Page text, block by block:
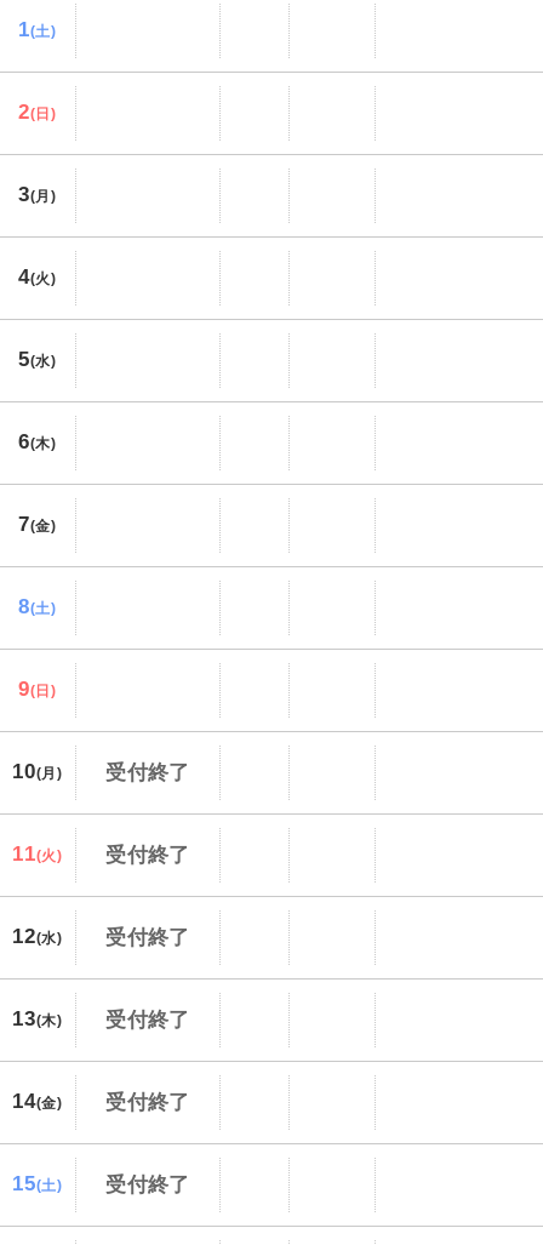
1(土)
2(日)
3(月)
4(火)
5(水)
6(木)
7(金)
8(土)
9(日)
10(月) 受付終了
11(火) 受付終了
12(水) 受付終了
13(木) 受付終了
14(金) 受付終了
15(土) 受付終了